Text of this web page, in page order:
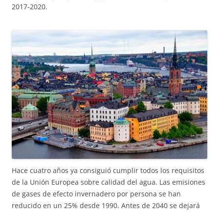
2017-2020.
Hace cuatro años ya consiguió cumplir todos los requisitos
de la Unión Europea sobre calidad del agua. Las emisiones
de gases de efecto invernadero por persona se han
reducido en un 25% desde 1990. Antes de 2040 se dejará